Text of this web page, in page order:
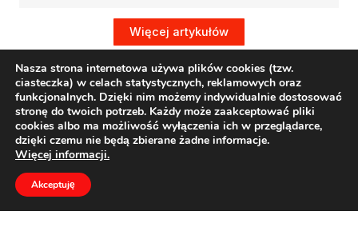
Więcej artykułów
Regulamin
Formularz kontaktowy
Nasza strona internetowa używa plików cookies (tzw.
ciasteczka) w celach statystycznych, reklamowych oraz
funkcjonalnych. Dzięki nim możemy indywidualnie dostosować
stronę do twoich potrzeb. Każdy może zaakceptować pliki
cookies albo ma możliwość wyłączenia ich w przeglądarce,
dzięki czemu nie będą zbierane żadne informacje.
Więcej informacji.
Akceptuję